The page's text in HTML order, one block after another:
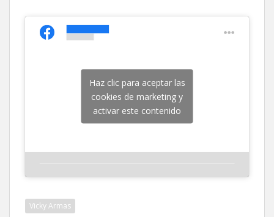
Haz clic para aceptar las
cookies de marketing y
activar este contenido
Vicky Armas